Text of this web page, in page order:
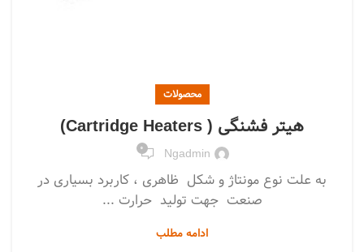
محصولات
هیتر فشنگی ( Cartridge Heaters)
Ngadmin
0
به علت نوع مونتاژ و شکل ظاهری ، کاربرد بسیاری در
صنعت جهت تولید حرارت ...
ادامه مطلب